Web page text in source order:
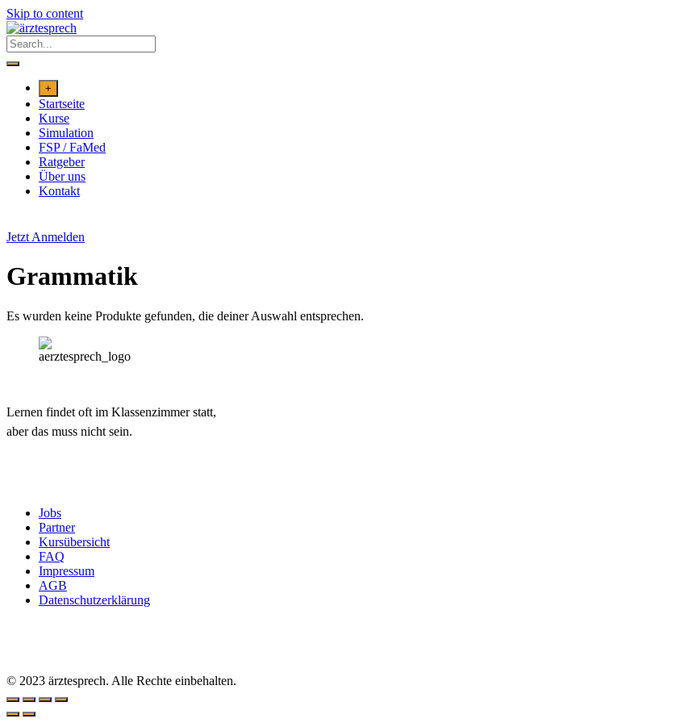
Skip to content
+
Startseite
Kurse
Simulation
FSP / FaMed
Ratgeber
Über uns
Kontakt
Jetzt Anmelden
Grammatik
Es wurden keine Produkte gefunden, die deiner Auswahl entsprechen.
Lernen findet oft im Klassenzimmer statt,
aber das muss nicht sein.
Jobs
Partner
Kursübersicht
FAQ
Impressum
AGB
Datenschutzerklärung
© 2023 ärztesprech. Alle Rechte einbehalten.